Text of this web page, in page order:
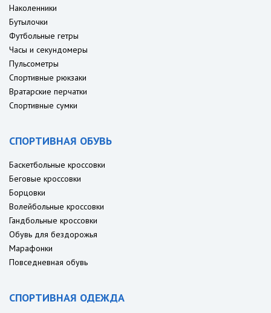
Наколенники
Бутылочки
Футбольные гетры
Часы и секундомеры
Пульсометры
Спортивные рюкзаки
Вратарские перчатки
Спортивные сумки
СПОРТИВНАЯ ОБУВЬ
Баскетбольные кроссовки
Беговые кроссовки
Борцовки
Волейбольные кроссовки
Гандбольные кроссовки
Обувь для бездорожья
Марафонки
Повседневная обувь
СПОРТИВНАЯ ОДЕЖДА